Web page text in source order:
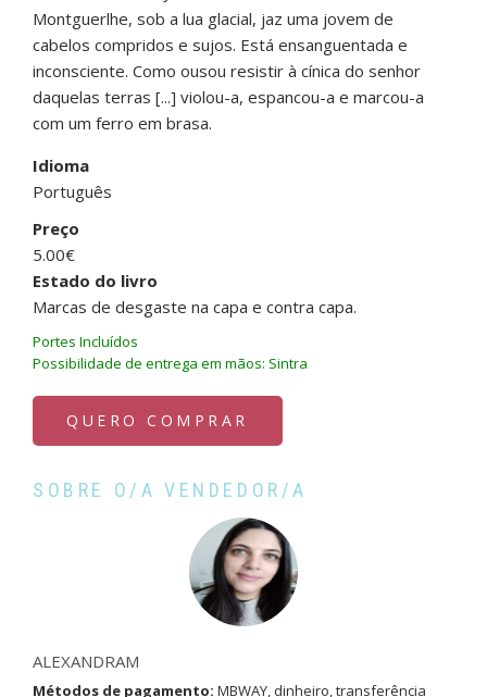
Montguerlhe, sob a lua glacial, jaz uma jovem de
cabelos compridos e sujos. Está ensanguentada e
inconsciente. Como ousou resistir à cínica do senhor
daquelas terras [...] violou-a, espancou-a e marcou-a
com um ferro em brasa.
Idioma
Português
Preço
5.00€
Estado do livro
Marcas de desgaste na capa e contra capa.
Portes Incluídos
Possibilidade de entrega em mãos: Sintra
QUERO COMPRAR
SOBRE O/A VENDEDOR/A
ALEXANDRAM
Métodos de pagamento: MBWAY, dinheiro, transferência